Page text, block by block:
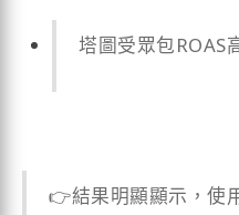
塔圖受眾包ROAS
👉結果明顯顯示，使